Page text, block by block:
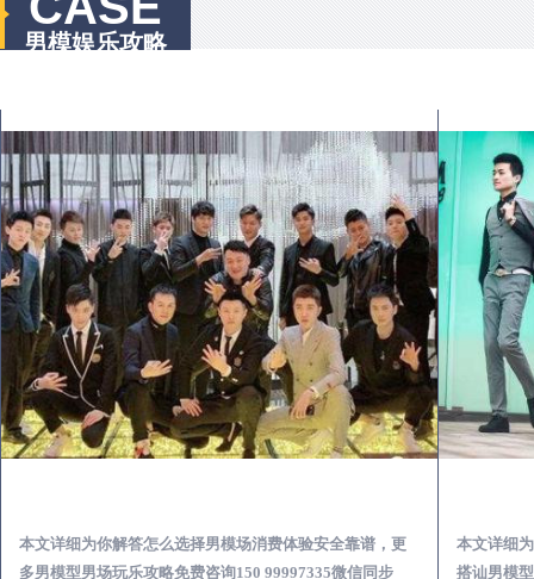
男模娱乐攻略
本文详细为你解答怎么选择男模场消费体验安全靠谱，更
多男模型男场玩乐攻略免费咨询150 99997335微信同步
本文详细
搭讪男模